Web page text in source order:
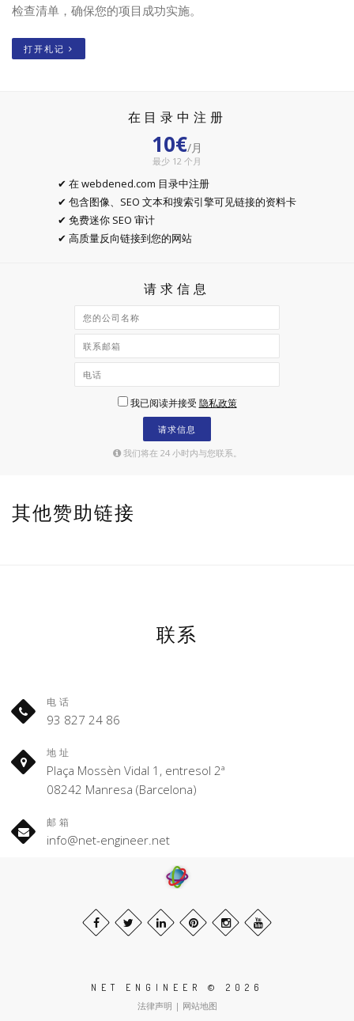
检查清单，确保您的项目成功实施。
打开札记
在目录中注册
10€/月
最少 12 个月
✔ 在 webdened.com 目录中注册
✔ 包含图像、SEO 文本和搜索引擎可见链接的资料卡
✔ 免费迷你 SEO 审计
✔ 高质量反向链接到您的网站
请求信息
我已阅读并接受 隐私政策
请求信息
我们将在 24 小时内与您联系。
其他赞助链接
联系
电话
93 827 24 86
地址
Plaça Mossèn Vidal 1, entresol 2ª
08242 Manresa (Barcelona)
邮箱
info@net-engineer.net
NET ENGINEER © 2026
法律声明 | 网站地图